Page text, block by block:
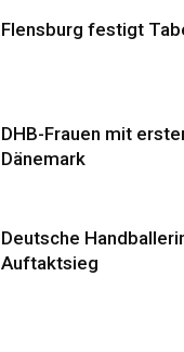
Flensburg festigt
DHB-Frauen mit
Dänemark
Deutsche
Auftaktsieg